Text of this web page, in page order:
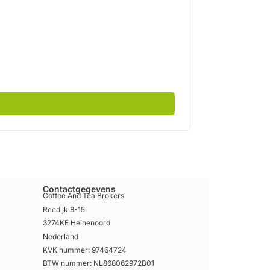
Contactgegevens
Coffee And Tea Brokers
Reedijk 8-15
3274KE Heinenoord
Nederland
KVK nummer: 97464724
BTW nummer: NL868062972B01